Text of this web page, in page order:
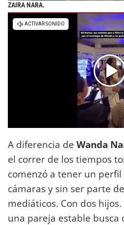
ZAIRA NARA.
A diferencia de Wanda
el correr de los tiempos
comenzó a tener un
cámaras y sin ser parte
mediáticos. Con dos hijos.
una pareja estable busca